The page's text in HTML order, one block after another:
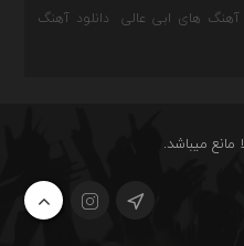
آهنگ های ابی عالی
دانلود آهنگ
میباشد.